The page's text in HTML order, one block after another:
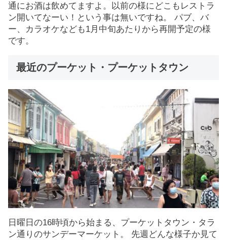
通にお酒は飲めてますよ。以前の様にどこもレストラ
ン開いてなーい！という事は無いですね。 パブ、バ
ー、カラオケなども1月中旬あたりから再開予定の様
です。
最近のプーケット・プーケットタウン
日曜日の16時頃から始まる、プーケットタウン・タラ
ン通りのサンデーマーケット。 先週どんな様子か見て